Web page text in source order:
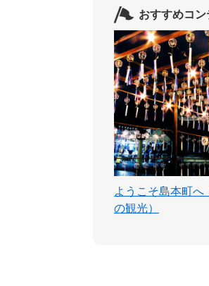
おすすめコン
ようこそ島本町へ
の観光）